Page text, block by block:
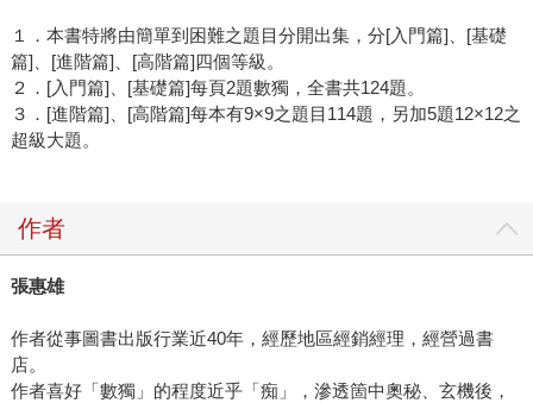
１．本書特將由簡單到困難之題目分開出集，分[入門篇]、[基礎
篇]、[進階篇]、[高階篇]四個等級。
２．[入門篇]、[基礎篇]每頁2題數獨，全書共124題。
３．[進階篇]、[高階篇]每本有9×9之題目114題，另加5題12×12之
超級大題。
作者
張惠雄
作者從事圖書出版行業近40年，經歷地區經銷經理，經營過書
店。
作者喜好「數獨」的程度近乎「痴」，滲透箇中奧秘、玄機後，